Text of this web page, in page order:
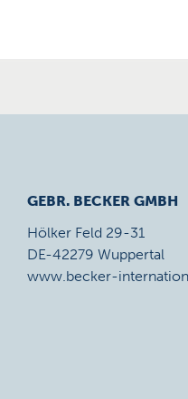
GEBR. BECKER GMBH
Hölker Feld 29-31
DE-42279 Wuppertal
www.becker-